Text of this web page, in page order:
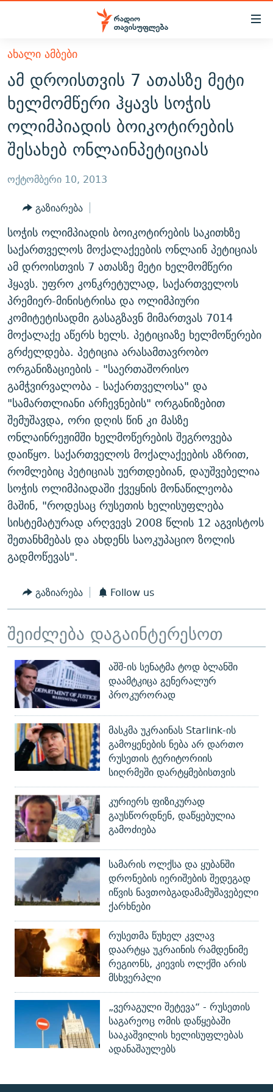
Accessibility
მთავარ
შინაარსზე
დაბრუნება
მთავარ
ნავიგაციაზე
დაბრუნება
ძიებაზე
დაბრუნება
ᲐᲮᲐᲚᲘ ᲐᲛᲑᲔᲑᲘ
ᲗᲔᲛᲔᲑᲘ
ᲞᲝᲚᲘᲢᲘᲙᲐ
ᲔᲙᲝᲜᲝᲛᲘᲙᲐ
ᲡᲐᲖᲝᲒᲐᲓᲝᲔᲑᲐ
ᲙᲣᲚᲢᲣᲠᲐ
ᲕᲘᲓᲔᲝ
ᲑᲚᲝᲒᲔᲑᲘ
ᲞᲝᲓᲙᲐᲡᲢᲔᲑᲘ
ᲐᲡᲐᲗᲘᲐᲜᲘᲡ ᲙᲣᲗᲮᲔ
60 ᲓᲔᲪᲘᲑᲔᲚᲘ
ᲒᲐᲜᲙᲘᲗᲮᲕᲘᲡ ᲓᲦᲔ
ᲓᲘᲚᲘᲡ ᲡᲐᲣᲑᲠᲔᲑᲘ
ᲛᲝᲚᲐᲞᲐᲠᲐᲙᲔ ᲢᲔᲥᲡᲢᲔᲑᲘ
ᲨᲘᲜ - ᲣᲪᲮᲝᲔᲗᲨᲘ
ᲚᲘᲢᲔᲠᲐᲢᲣᲠᲣᲚᲘ ᲬᲐᲮᲜᲐᲒᲔᲑᲘ
ᲐᲛᲔᲠᲘᲙᲣᲚᲘ ᲛᲝᲗᲮᲠᲝᲑᲐ
ᲘᲛᲞᲔᲠᲘᲐ ᲓᲐ ᲠᲐᲓᲘᲝ
ᲒᲐᲓᲐᲪᲔᲛᲔᲑᲘ
ᲤᲔᲜᲝᲕᲐᲜᲘ - 2.10
ᲞᲠᲝᲔᲥᲢᲔᲑᲘ
ᲣᲙᲠᲐᲘᲜᲐᲨᲘ ᲓᲐᲦᲣᲞᲣᲚᲘ ᲥᲐᲠᲗᲕᲔᲚᲘ ᲛᲔᲑᲠᲫᲝᲚᲔᲑᲘ - 2022
ᲓᲐᲛᲝᲣᲙᲘᲓᲔᲑᲚᲝᲑᲘᲡ 100 ᲬᲔᲚᲘ
ᲩᲔᲛᲘ ᲡᲘᲙᲕᲓᲘᲚᲘᲡ ᲛᲘᲖᲔᲖᲘᲐ COVID-19
11 ᲬᲔᲚᲘ - 11 ᲐᲛᲑᲐᲕᲘ
ᲡᲐᲞᲐᲠᲚᲐᲛᲔᲜᲢᲝ ᲐᲠᲩᲔᲕᲜᲔᲑᲘᲡ ᲘᲡᲢᲝᲠᲘᲐ
ᲑᲐᲕᲨᲕᲔᲑᲘ ᲞᲠᲝᲡᲢᲘᲢᲣᲪᲘᲐᲨᲘ - ᲐᲛᲝᲣᲗᲥᲛᲔᲚᲘ ᲐᲛᲑᲐᲕᲘ
5 ᲐᲛᲑᲐᲕᲘ - 20 ᲘᲕᲜᲘᲡᲡ ᲓᲐᲨᲐᲕᲔᲑᲣᲚᲔᲑᲘ
ᲐᲒᲕᲘᲡᲢᲝᲡ ᲝᲛᲘ
ПРИВЕТ ᲙᲣᲚᲢᲣᲠᲐ
ЭХО КАВКАЗА
ᲒᲐᲛᲝᲘᲬᲔᲠᲔ
რთე/რთ-ის ყველა საიტი
ᲐᲮᲐᲚᲘ ᲐᲛᲑᲔᲑᲘ
ამ დროისთვის 7 ათასზე მეტი
ხელმომწერი ჰყავს სოჭის
ოლიმპიადის ბოიკოტირების
შესახებ ონლაინპეტიციას
ოქტომბერი 10, 2013
გაზიარება
სოჭის ოლიმპიადის ბოიკოტირების საკითხზე
საქართველოს მოქალაქეების ონლაინ პეტიციას
ამ დროისთვის 7 ათასზე მეტი ხელმომწერი
ჰყავს. უფრო კონკრეტულად, საქართველოს
პრემიერ-მინისტრისა და ოლიმპიური
კომიტეტისადმი გასაგზავნ მიმართვას 7014
მოქალაქე აწერს ხელს. პეტიციაზე ხელმოწერები
გრძელდება. პეტიცია არასამთავრობო
ორგანიზაციების - "საერთაშორისო
გამჭვირვალობა - საქართველოსა" და
"სამართლიანი არჩევნების" ორგანიზებით
შემუშავდა, ორი დღის წინ კი მასზე
ონლაინრეჟიმში ხელმოწერების შეგროვება
დაიწყო. საქართველოს მოქალაქეების აზრით,
რომლებიც პეტიციას უერთდებიან, დაუშვებელია
სოჭის ოლიმპიადაში ქვეყნის მონაწილეობა
მაშინ, "როდესაც რუსეთის ხელისუფლება
სისტემატურად არღვევს 2008 წლის 12 აგვისტოს
შეთანხმებას და ახდენს საოკუპაციო ზოლის
გადმოწევას".
გაზიარება Follow us
შეიძლება დაგაინტერესოთ
აშშ-ის სენატმა ტოდ ბლანში
დაამტკიცა გენერალურ
პროკურორად
მასკმა უკრაინას Starlink-ის
გამოყენების ნება არ დართო
რუსეთის ტერიტორიის
სიღრმეში დარტყმებისთვის
კურიერს ფიზიკურად
გაუსწორდნენ, დაწყებულია
გამოძიება
სამარის ოლქსა და ყუბანში
დრონების იერიშების შედეგად
იწვის ნავთობგადამამუშავებელი
ქარხნები
რუსეთმა წუხელ კვლავ
დაარტყა უკრაინის რამდენიმე
რეგიონს, კიევის ოლქში არის
მსხვერპლი
„ვერაგული შეტევა“ - რუსეთის
საგარეოც ომის დაწყებაში
სააკაშვილის ხელისუფლებას
ადანაშაულებს